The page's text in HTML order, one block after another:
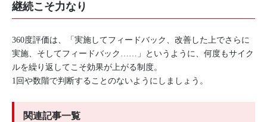
継続こそ力なり
360度評価は、「実施してフィードバック、改善した上でさらに
実施、そしてフィードバック……」というように、何度もサイク
ルを繰り返してこそ効果が上がる制度。
1回や数階で判断することのないようにしましょう。
関連記事一覧